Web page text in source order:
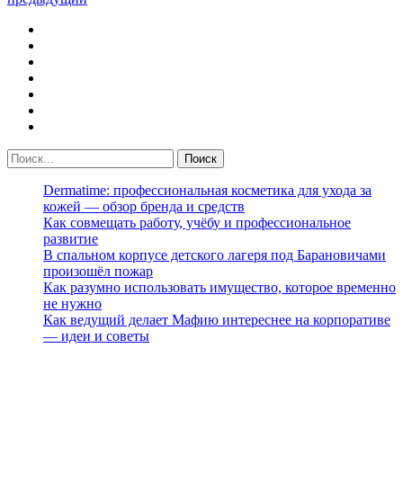
Dermatime: профессиональная косметика для ухода за
кожей — обзор бренда и средств
Как совмещать работу, учёбу и профессиональное
развитие
В спальном корпусе детского лагеря под Барановичами
произошёл пожар
Как разумно использовать имущество, которое временно
не нужно
Как ведущий делает Мафию интереснее на корпоративе
— идеи и советы